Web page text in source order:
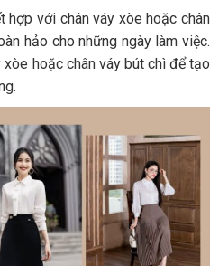
với chân váy xòe hoặc chân
hảo cho những ngày làm việc.
hoặc chân váy bút chì để tạo